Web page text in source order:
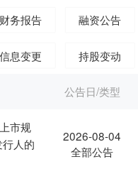
财务报告 融资公告
信息变更 持股变动
公告日/类型
市规
人的
2026-08-04
全部公告